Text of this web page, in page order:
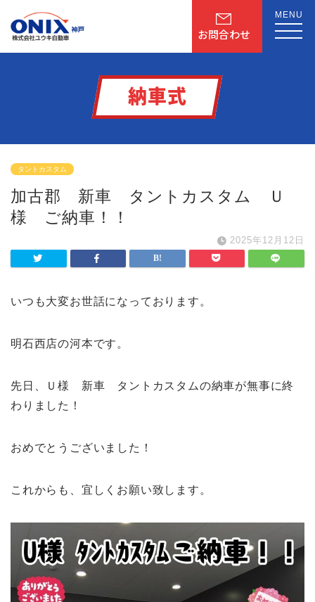
お問合わせ
MENU
納車式
タントカスタム
加古郡 新車 タントカスタム Ｕ
様 ご納車！！
2025年12月12日
いつも大変お世話になっております。
明石西店の河本です。
先日、Ｕ様 新車 タントカスタムの納車が無事に終
わりました！
おめでとうございました！
これからも、宜しくお願い致します。